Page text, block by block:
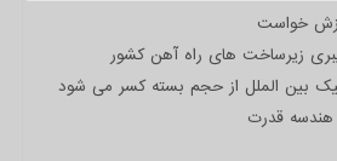
خواست
زیرساخت های راه آهن کشور
بین الملل از حجم بسته کسر می شود
هندسه قدرت